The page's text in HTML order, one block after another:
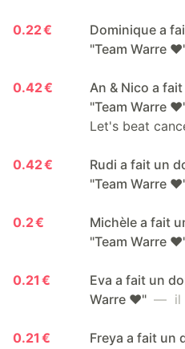
0.22 €
Dominique a
"Team Warre
0.42 €
An & Nico a
"Team Warre
Let's beat
0.42 €
Rudi a fait un
"Team Warre
0.2 €
Michèle a fait
"Team Warre
0.21 €
Eva a fait un
Warre ❤️" — il
0.21 €
Freya a fait un